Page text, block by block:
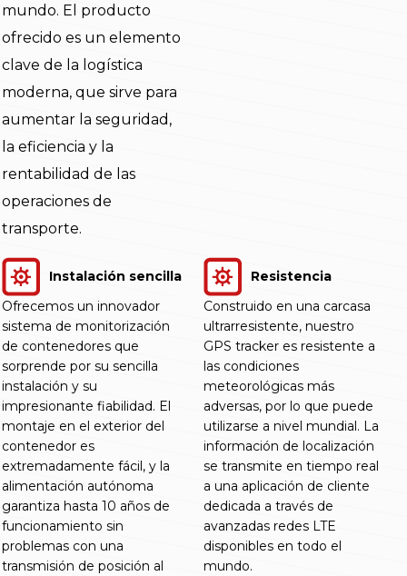
mundo. El producto
ofrecido es un elemento
clave de la logística
moderna, que sirve para
aumentar la seguridad,
la eficiencia y la
rentabilidad de las
operaciones de
transporte.
Instalación sencilla
Ofrecemos un innovador
sistema de monitorización
de contenedores que
sorprende por su sencilla
instalación y su
impresionante fiabilidad. El
montaje en el exterior del
contenedor es
extremadamente fácil, y la
alimentación autónoma
garantiza hasta 10 años de
funcionamiento sin
problemas con una
transmisión de posición al
Resistencia
Construido en una carcasa
ultrarresistente, nuestro
GPS tracker es resistente a
las condiciones
meteorológicas más
adversas, por lo que puede
utilizarse a nivel mundial. La
información de localización
se transmite en tiempo real
a una aplicación de cliente
dedicada a través de
avanzadas redes LTE
disponibles en todo el
mundo.